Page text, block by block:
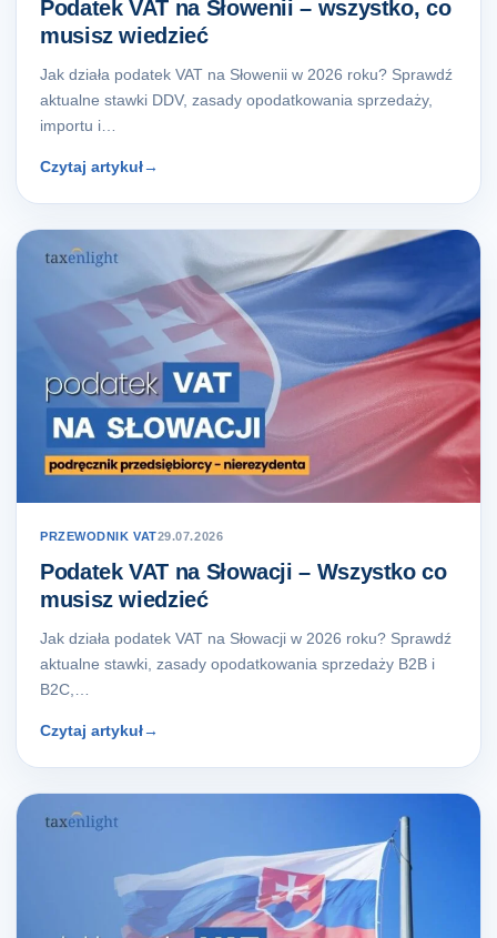
Podatek VAT na Słowenii – wszystko, co
musisz wiedzieć
Jak działa podatek VAT na Słowenii w 2026 roku? Sprawdź
aktualne stawki DDV, zasady opodatkowania sprzedaży,
importu i…
Czytaj artykuł→
PRZEWODNIK VAT29.07.2026
Podatek VAT na Słowacji – Wszystko co
musisz wiedzieć
Jak działa podatek VAT na Słowacji w 2026 roku? Sprawdź
aktualne stawki, zasady opodatkowania sprzedaży B2B i
B2C,…
Czytaj artykuł→